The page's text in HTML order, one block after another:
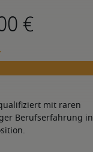
mit raren
Berufserfahrung in